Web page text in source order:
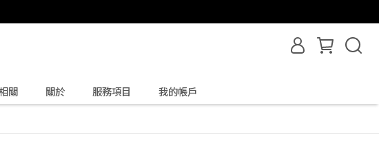
關 關於 服務項目 我的帳戶